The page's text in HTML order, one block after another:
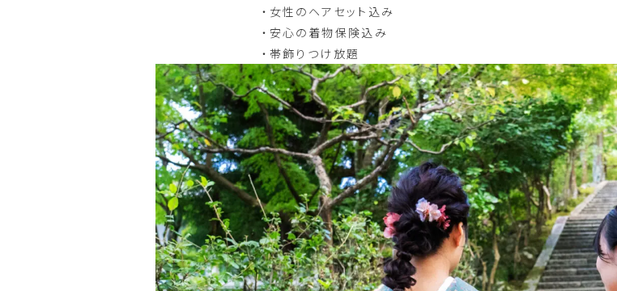
・女性のヘアセット込み
・安⼼の着物保険込み
・帯飾りつけ放題